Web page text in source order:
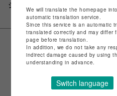
シェアする
We will translate the homepage
automatic translation service.
Since this service is an automatic
translated correctly and may differ
page before translation.
In addition, we do not take any
indirect damage caused by using
understanding in advance.
Switch language